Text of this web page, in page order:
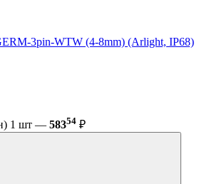
3pin-WTW (4-8mm) (Arlight, IP68)
1 шт — 58354 ₽